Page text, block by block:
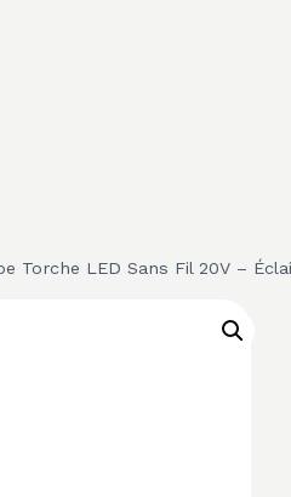
Torche LED Sans Fil 20V –